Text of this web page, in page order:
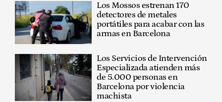
Los Mossos estrenan 170
detectores de metales
portátiles para acabar con las
armas en Barcelona
Los Servicios de Intervención
Especializada atienden más
de 5.000 personas en
Barcelona por violencia
machista